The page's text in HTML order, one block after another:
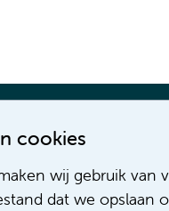
cookies
wij gebruik
dat we